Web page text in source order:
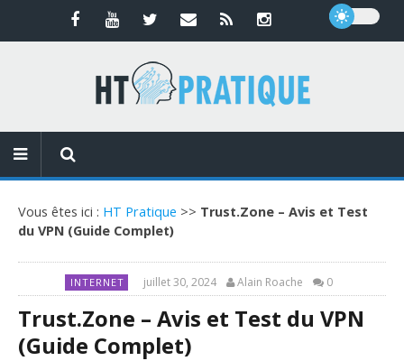
Vous êtes ici : HT Pratique >> Trust.Zone – Avis et Test
du VPN (Guide Complet)
INTERNET juillet 30, 2024 Alain Roache 0
Trust.Zone – Avis et Test du VPN
(Guide Complet)